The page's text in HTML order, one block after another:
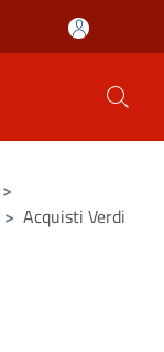
>
> Acquisti Verdi